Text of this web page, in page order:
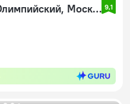
Гостиница Radisson Blu Олимпийский, Москва 9,1